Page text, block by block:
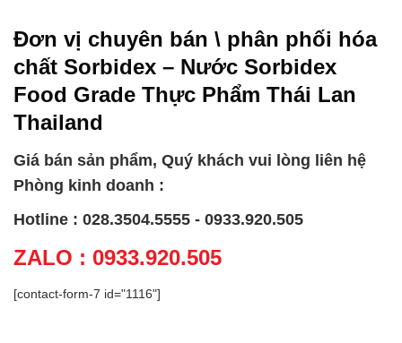
Đơn vị chuyên bán \ phân phối hóa
chất Sorbidex – Nước Sorbidex
Food Grade Thực Phẩm Thái Lan
Thailand
Giá bán sản phẩm, Quý khách vui lòng liên hệ
Phòng kinh doanh :
Hotline : 028.3504.5555 - 0933.920.505
ZALO : 0933.920.505
[contact-form-7 id="1116"]